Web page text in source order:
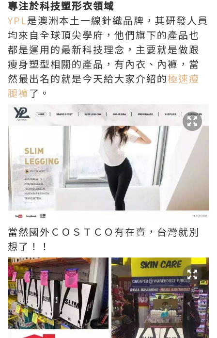
專注於科技塑形衣領域
YPL是澳洲本土一線針織品牌，其研發人員
均來自全球頂尖學府，他們旗下的產品也
都是運用的最新科技理念，主要就是做跟
瘦身塑型相關的產品，有內衣、內褲，當
然最出名的就是今天給大家介紹的極速瘦
腿褲了。
當然國外ＣＯＳＴＣＯ有在賣，台灣就別
想了！！